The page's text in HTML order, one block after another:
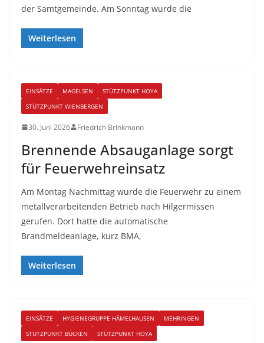
der Samtgemeinde. Am Sonntag wurde die
Weiterlesen
EINSÄTZE MAGELSEN
STÜTZPUNKT HOYA
STÜTZPUNKT WIENBERGEN
30. Juni 2026 Friedrich Brinkmann
Brennende Absauganlage sorgt
für Feuerwehreinsatz
Am Montag Nachmittag wurde die Feuerwehr zu einem
metallverarbeitenden Betrieb nach Hilgermissen
gerufen. Dort hatte die automatische
Brandmeldeanlage, kurz BMA,
Weiterlesen
EINSÄTZE HYGIENEGRUPPE HÄMELHAUSEN
MEHRINGEN
STÜTZPUNKT BÜCKEN
STÜTZPUNKT HOYA